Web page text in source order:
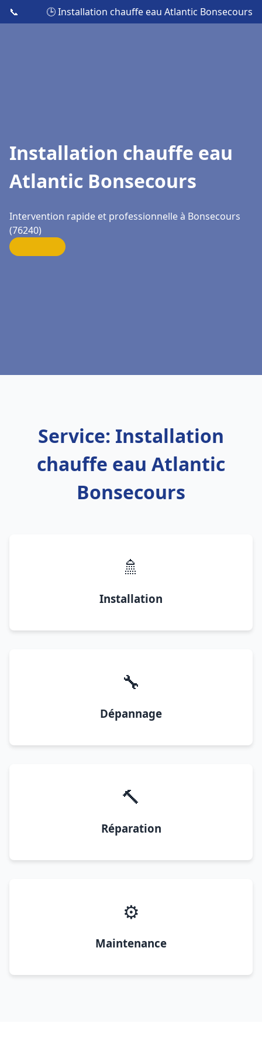
📞 🕒 Installation chauffe eau Atlantic Bonsecours
Installation chauffe eau
Atlantic Bonsecours
Intervention rapide et professionnelle à Bonsecours
(76240)
Service: Installation
chauffe eau Atlantic
Bonsecours
🚿
Installation
🔧
Dépannage
🔨
Réparation
⚙️
Maintenance